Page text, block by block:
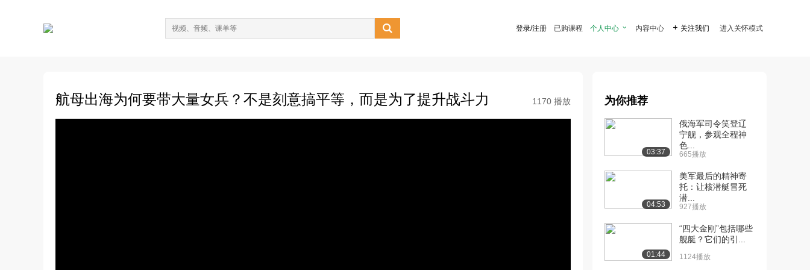
 登录/注册 已购课程 个人中心  内容中心  关注我们 进入关怀模式
航母出海为何要带大量女兵？不是刻意搞平等，而是为了提升战斗力 1170 播放 为你推荐
03:37
俄海军司令笑登辽
宁舰，参观全程神
色...
665播放
04:53
美军最后的精神寄
托：让核潜艇冒死
潜...
927播放
01:44
“四大金刚”包括哪些
舰艇？它们的引...
1124播放